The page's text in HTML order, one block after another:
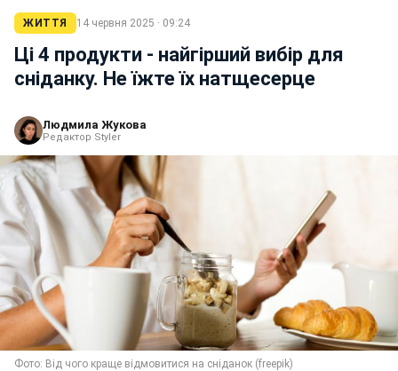
ЖИТТЯ 14 червня 2025 · 09:24
Ці 4 продукти - найгірший вибір для
сніданку. Не їжте їх натщесерце
Людмила Жукова
Редактор Styler
Фото: Від чого краще відмовитися на сніданок (freepik)